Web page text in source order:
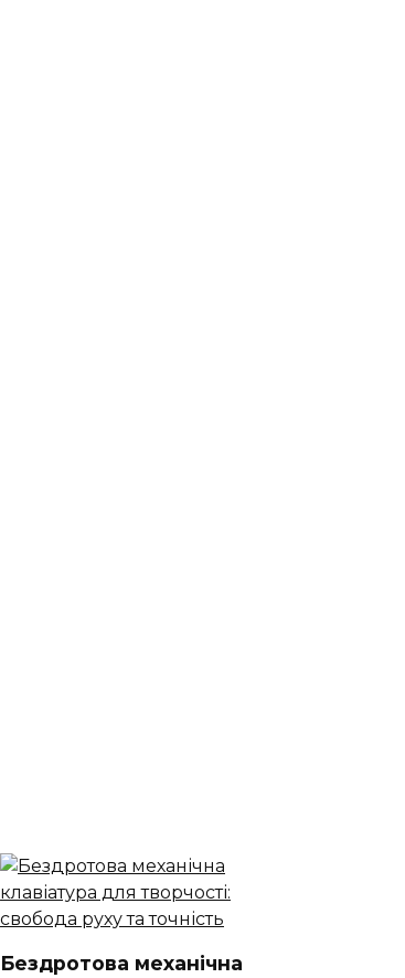
Бездротова механічна